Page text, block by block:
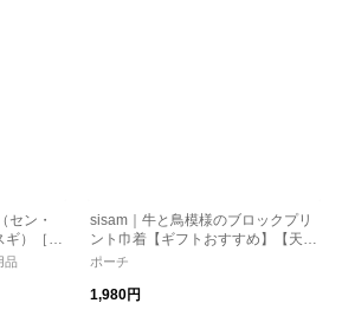
セン・
ギ）［読
品
sisam｜牛と鳥模様のブロックプリ
ント巾着【ギフトおすすめ】【天然
素材】【ポーチ】/ブロックプリン
ポーチ
1,980円